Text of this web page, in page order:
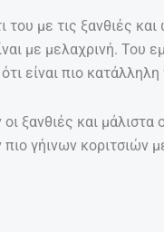
του με τις ξανθιές
με μελαχρινή. Του
είναι πιο
ξανθιές και μάλιστα
γήινων κοριτσιών